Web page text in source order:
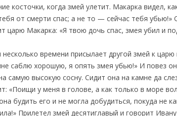
косточки, когда змей улетит. Макарка видел,
от смерти спас; а не то — сейчас тебя убью!»
царю Макарка: «Я твою дочь спас, змея убил и
несколько времени присылает другой змей к
саблю хорошую, я опять змея убью!» И повез
самую высокую сосну. Сидит она на камне да
«Поищи у меня в голове, а как только в море
будить его и не могла добудиться, покуда не
Прилетел змей десятиглавый и говорит